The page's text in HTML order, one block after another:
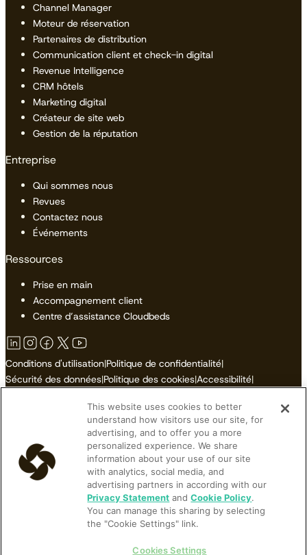
Channel Manager
Moteur de réservation
Partenaires de distribution
Communication client et check-in digital
Revenue Intelligence
CRM hôtels
Marketing digital
Créateur de site web
Gestion de la réputation
Entreprise
Qui sommes nous
Revues
Contactez nous
Événements
Ressources
Prise en main
Accompagnement client
Centre d’assistance Cloudbeds
Conditions d'utilisation|Politique de confidentialité|
Sécurité des données|Politique des cookies|Accessibilité|
Ne pas vendre ni partager mes informations personnelles
© 2026 Cloudbeds. Tous droits réservés.
Cloudbeds is an independent hospitality software developer.
Cloudbeds partners with many brands, but makes no claims upon
their trademarks. All trademarks contained herein belong to their
respective owners and registrations.
This website uses cookies to better
understand how visitors use our site, for
advertising, and to offer you a more
personalized experience. We share
information about your use of our site
with analytics, social media, and
advertising partners in according with our
Privacy Statement andCookie Policy.
You can manage this sharing by selecting
the "Cookie Settings" link.
Cookies Settings